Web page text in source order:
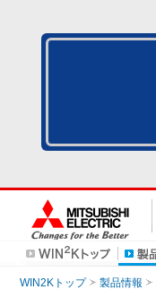
WIN2Kトップ 製品情報